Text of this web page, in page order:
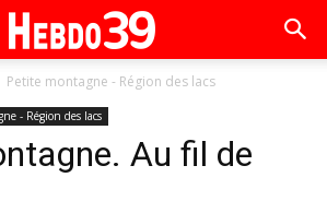
Petite montagne - Région des lacs
- Région des lacs
Au fil de